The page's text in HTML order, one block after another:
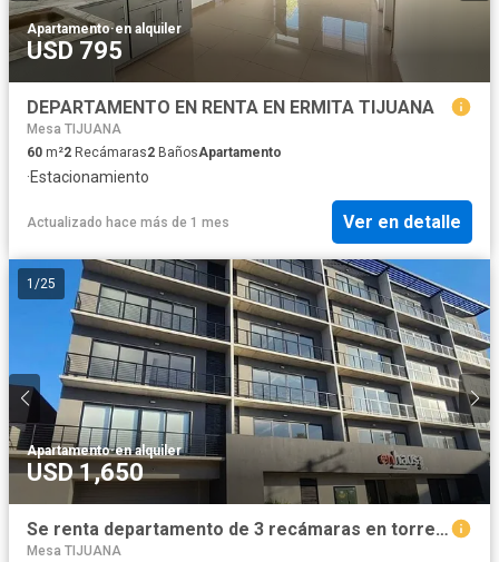
Apartamento·en alquiler
USD 795
DEPARTAMENTO EN RENTA EN ERMITA TIJUANA
Mesa TIJUANA
60 m²2 Recámaras2 BañosApartamento
·Estacionamiento
Actualizado hace más de 1 mes Ver en detalle
1 /25
Apartamento·en alquiler
USD 1,650
Se renta departamento de 3 recámaras en torre Enhaus, Tijuana
Mesa TIJUANA